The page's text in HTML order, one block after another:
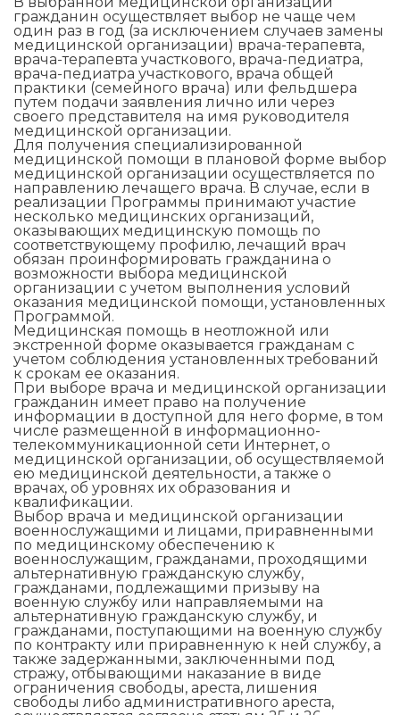
гражданин осуществляет выбор не чаще чем
один раз в год (за исключением случаев замены
медицинской организации) врача-терапевта,
врача-терапевта участкового, врача-педиатра,
врача-педиатра участкового, врача общей
практики (семейного врача) или фельдшера
путем подачи заявления лично или через
своего представителя на имя руководителя
медицинской организации.
Для получения специализированной
медицинской помощи в плановой форме выбор
медицинской организации осуществляется по
направлению лечащего врача. В случае, если в
реализации Программы принимают участие
несколько медицинских организаций,
оказывающих медицинскую помощь по
соответствующему профилю, лечащий врач
обязан проинформировать гражданина о
возможности выбора медицинской
организации с учетом выполнения условий
оказания медицинской помощи, установленных
Программой.
Медицинская помощь в неотложной или
экстренной форме оказывается гражданам с
учетом соблюдения установленных требований
к срокам ее оказания.
При выборе врача и медицинской организации
гражданин имеет право на получение
информации в доступной для него форме, в том
числе размещенной в информационно-
телекоммуникационной сети Интернет, о
медицинской организации, об осуществляемой
ею медицинской деятельности, а также о
врачах, об уровнях их образования и
квалификации.
Выбор врача и медицинской организации
военнослужащими и лицами, приравненными
по медицинскому обеспечению к
военнослужащим, гражданами, проходящими
альтернативную гражданскую службу,
гражданами, подлежащими призыву на
военную службу или направляемыми на
альтернативную гражданскую службу, и
гражданами, поступающими на военную службу
по контракту или приравненную к ней службу, а
также задержанными, заключенными под
стражу, отбывающими наказание в виде
ограничения свободы, ареста, лишения
свободы либо административного ареста,